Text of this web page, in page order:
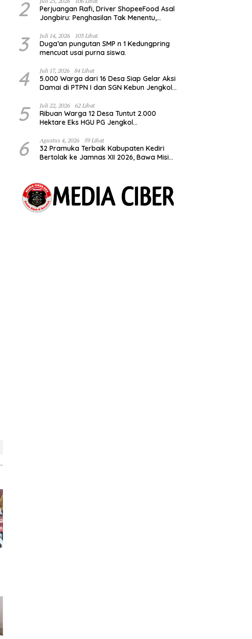
2
Perjuangan Rafi, Driver ShopeeFood Asal
Jongbiru: Penghasilan Tak Menentu,
3 Juli 14, 2026 103 Lihat
Duga’an pungutan SMP n 1 Kedungpring
mencuat usai purna siswa.
4 Juli 17, 2026 84 Lihat
5.000 Warga dari 16 Desa Siap Gelar Aksi
Damai di PTPN I dan SGN Kebun Jengkol,
5 Juli 22, 2026 62 Lihat
Ribuan Warga 12 Desa Tuntut 2.000
Hektare Eks HGU PG Jengkol
6 Agustus 4, 2026 59 Lihat
32 Pramuka Terbaik Kabupaten Kediri
Bertolak ke Jamnas XII 2026, Bawa Misi